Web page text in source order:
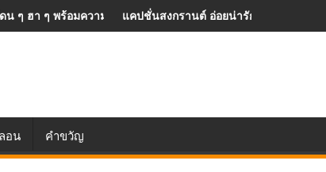
มหมายดูอินเตอร์
แคปชั่นสงกรานต์ อ่อยน่ารัก ๆ คนโสดต้องโพสต์
อน คำขวัญ